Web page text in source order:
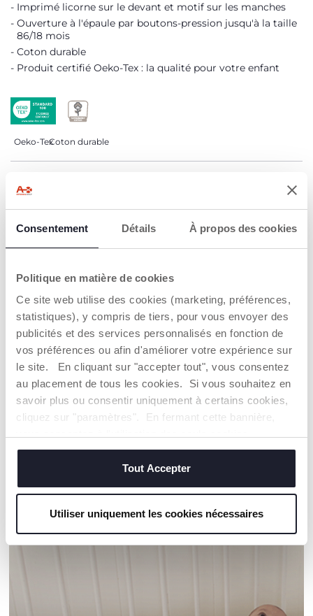
Consentement Détails À propos des cookies
Politique en matière de cookies
Ce site web utilise des cookies (marketing, préférences,
statistiques), y compris de tiers, pour vous envoyer des
publicités et des services personnalisés en fonction de
vos préférences ou afin d'améliorer votre expérience sur
le site. En cliquant sur "accepter tout", vous consentez
au placement de tous les cookies. Si vous souhaitez en
savoir plus ou consentir uniquement à certains cookies,
cliquez sur "paramètres". En fermant cette bannière,
techniques, qui sont essentiels au service demandé.
Tout Accepter
Utiliser uniquement les cookies nécessaires
Imprimé licorne sur le devant et motif sur les manches
Ouverture à l'épaule par boutons-pression jusqu'à la taille
86/18 mois
Coton durable
Produit certifié Oeko-Tex : la qualité pour votre enfant
Oeko-TexCoton durable
AVERTISSEMENTS ET INSTRUCTIONS
Coton cultivé selon un programme dont l'objectif est de
mettre sur le marché des fils certifiés de coton cultivé
dans le respect des principes qui en font un coton
DURABLE sur un plan environnemental, économique et
social.
Toute la chaîne d'approvisionnement et de production fait
l'objet d'une traçabilité et des mêmes mesures de
durabilité.
NOS RECOMMANDATIONS